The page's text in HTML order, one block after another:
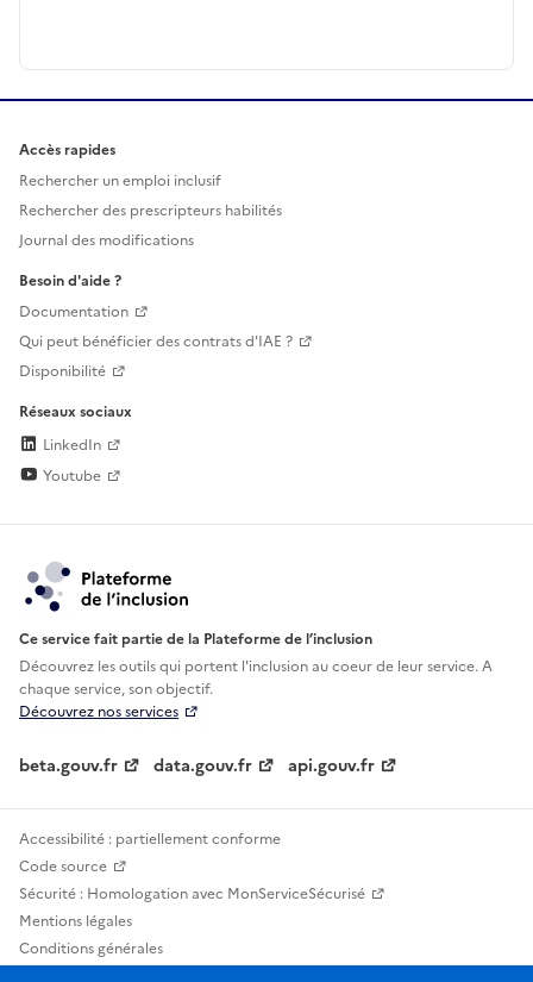
Accès rapides
Rechercher un emploi inclusif
Rechercher des prescripteurs habilités
Journal des modifications
Besoin d'aide ?
Documentation
Qui peut bénéficier des contrats d'IAE ?
Disponibilité
Réseaux sociaux
LinkedIn
Youtube
Ce service fait partie de la Plateforme de l’inclusion
Découvrez les outils qui portent l'inclusion aucoeur de leur service. A
chaque service, son objectif.
Découvrez nos services
beta.gouv.fr data.gouv.fr api.gouv.fr
Accessibilité : partiellement conforme
Code source
Sécurité : Homologation avec MonServiceSécurisé
Mentions légales
Conditions générales